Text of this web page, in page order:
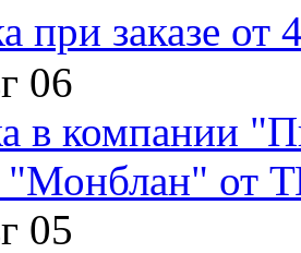
при заказе от
06
в компании
"Монблан" от
05